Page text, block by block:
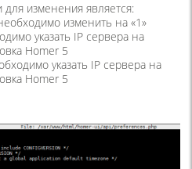
изменения является:
изменить на «1»
указать IP сервера на
Homer 5
указать IP сервера на
Homer 5